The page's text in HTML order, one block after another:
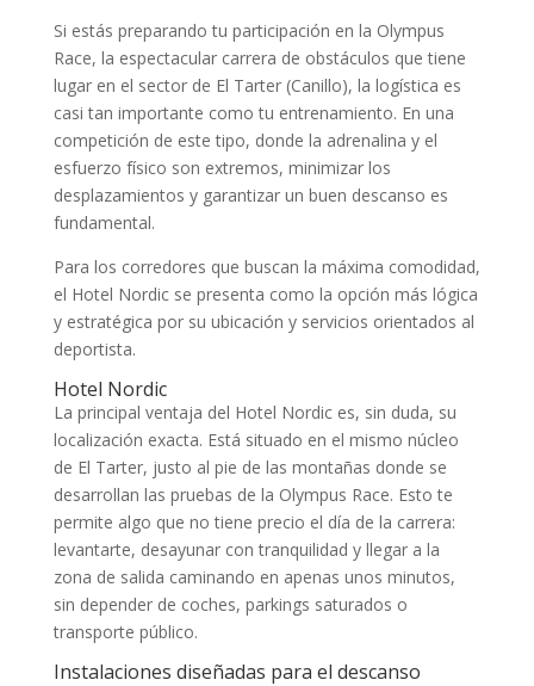
Si estás preparando tu participación en la Olympus
Race, la espectacular carrera de obstáculos que tiene
lugar en el sector de El Tarter (Canillo), la logística es
casi tan importante como tu entrenamiento. En una
competición de este tipo, donde la adrenalina y el
esfuerzo físico son extremos, minimizar los
desplazamientos y garantizar un buen descanso es
fundamental.
Para los corredores que buscan la máxima comodidad,
el Hotel Nordic se presenta como la opción más lógica
y estratégica por su ubicación y servicios orientados al
deportista.
Hotel Nordic
La principal ventaja del Hotel Nordic es, sin duda, su
localización exacta. Está situado en el mismo núcleo
de El Tarter, justo al pie de las montañas donde se
desarrollan las pruebas de la Olympus Race. Esto te
permite algo que no tiene precio el día de la carrera:
levantarte, desayunar con tranquilidad y llegar a la
zona de salida caminando en apenas unos minutos,
sin depender de coches, parkings saturados o
transporte público.
Instalaciones diseñadas para el descanso